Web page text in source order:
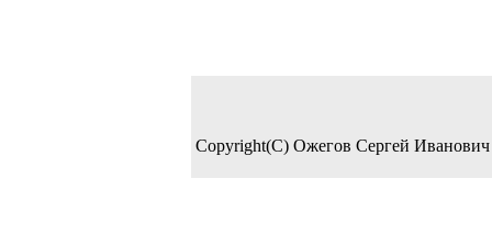
Copyright(C) Ожегов Сергей Иванович